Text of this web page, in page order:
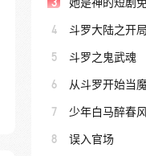
4 斗罗大陆之开
5 斗罗之鬼武魂
6 从斗罗开始当
7 少年白马醉春
8 误入官场